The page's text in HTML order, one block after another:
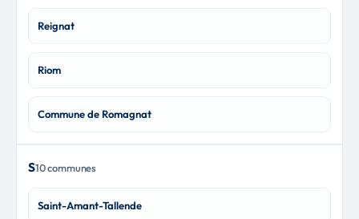
Reignat
Riom
Commune de Romagnat
S10 communes
Saint-Amant-Tallende